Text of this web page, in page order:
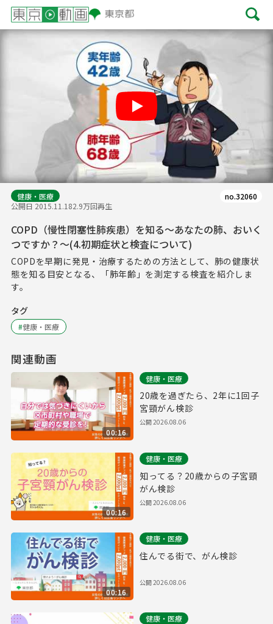
健康・医療
公開日 2015.11.182.9万回再生
no.32060
COPD（慢性閉塞性肺疾患）を知る～あなたの肺、おいく
つですか？～(4.初期症状と検査について)
COPDを早期に発見・治療するための方法として、肺の健康状
態を知る目安となる、「肺年齢」を測定する検査を紹介しま
す。
タグ
#健康・医療
関連動画
00:16
健康・医療
20歳を過ぎたら、2年に1回子
宮頸がん検診
公開2026.08.06
00:16
健康・医療
知ってる？20歳からの子宮頸
がん検診
公開2026.08.06
00:16
健康・医療
住んでる街で、がん検診
公開2026.08.06
健康・医療